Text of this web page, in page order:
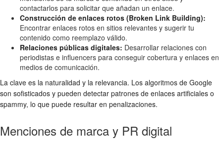
contactarlos para solicitar que añadan un enlace.
Construcción de enlaces rotos (Broken Link Building):
Encontrar enlaces rotos en sitios relevantes y sugerir tu
contenido como reemplazo válido.
Relaciones públicas digitales: Desarrollar relaciones con
periodistas e influencers para conseguir cobertura y enlaces en
medios de comunicación.
La clave es la naturalidad y la relevancia. Los algoritmos de Google
son sofisticados y pueden detectar patrones de enlaces artificiales o
spammy, lo que puede resultar en penalizaciones.
Menciones de marca y PR digital